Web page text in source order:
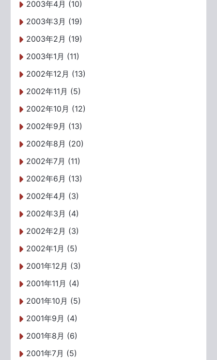
2003年4月 (10)
2003年3月 (19)
2003年2月 (19)
2003年1月 (11)
2002年12月 (13)
2002年11月 (5)
2002年10月 (12)
2002年9月 (13)
2002年8月 (20)
2002年7月 (11)
2002年6月 (13)
2002年4月 (3)
2002年3月 (4)
2002年2月 (3)
2002年1月 (5)
2001年12月 (3)
2001年11月 (4)
2001年10月 (5)
2001年9月 (4)
2001年8月 (6)
2001年7月 (5)